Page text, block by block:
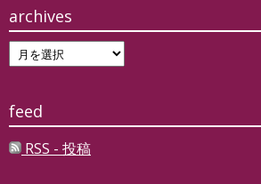
archives
archives
feed
RSS - 投稿